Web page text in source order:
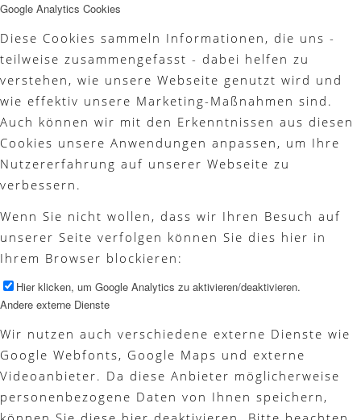
Google Analytics Cookies
Diese Cookies sammeln Informationen, die uns -
teilweise zusammengefasst - dabei helfen zu
verstehen, wie unsere Webseite genutzt wird und
wie effektiv unsere Marketing-Maßnahmen sind.
Auch können wir mit den Erkenntnissen aus diesen
Cookies unsere Anwendungen anpassen, um Ihre
Nutzererfahrung auf unserer Webseite zu
verbessern.
Wenn Sie nicht wollen, dass wir Ihren Besuch auf
unserer Seite verfolgen können Sie dies hier in
Ihrem Browser blockieren:
Hier klicken, um Google Analytics zu aktivieren/deaktivieren.
Andere externe Dienste
Wir nutzen auch verschiedene externe Dienste wie
Google Webfonts, Google Maps und externe
Videoanbieter. Da diese Anbieter möglicherweise
personenbezogene Daten von Ihnen speichern,